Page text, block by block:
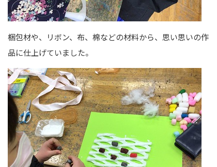
梱包材や、リボン、布、棉などの材料から、思い思いの作
品に仕上げていました。